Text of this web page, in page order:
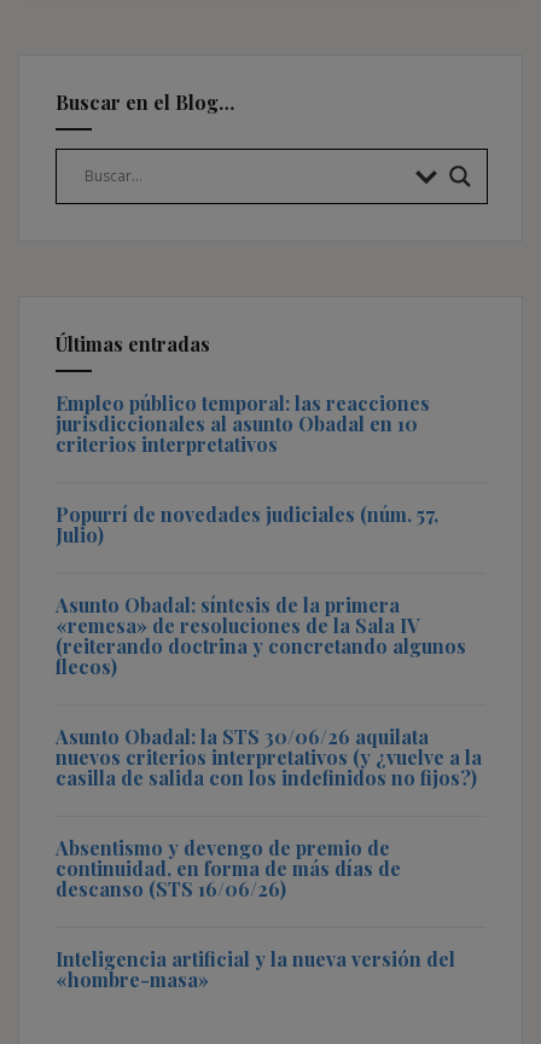
Buscar en el Blog…
Últimas entradas
Empleo público temporal: las reacciones
jurisdiccionales al asunto Obadal en 10
criterios interpretativos
Popurrí de novedades judiciales (núm. 57,
Julio)
Asunto Obadal: síntesis de la primera
«remesa» de resoluciones de la Sala IV
(reiterando doctrina y concretando algunos
flecos)
Asunto Obadal: la STS 30/06/26 aquilata
nuevos criterios interpretativos (y ¿vuelve a la
casilla de salida con los indefinidos no fijos?)
Absentismo y devengo de premio de
continuidad, en forma de más días de
descanso (STS 16/06/26)
Inteligencia artificial y la nueva versión del
«hombre-masa»